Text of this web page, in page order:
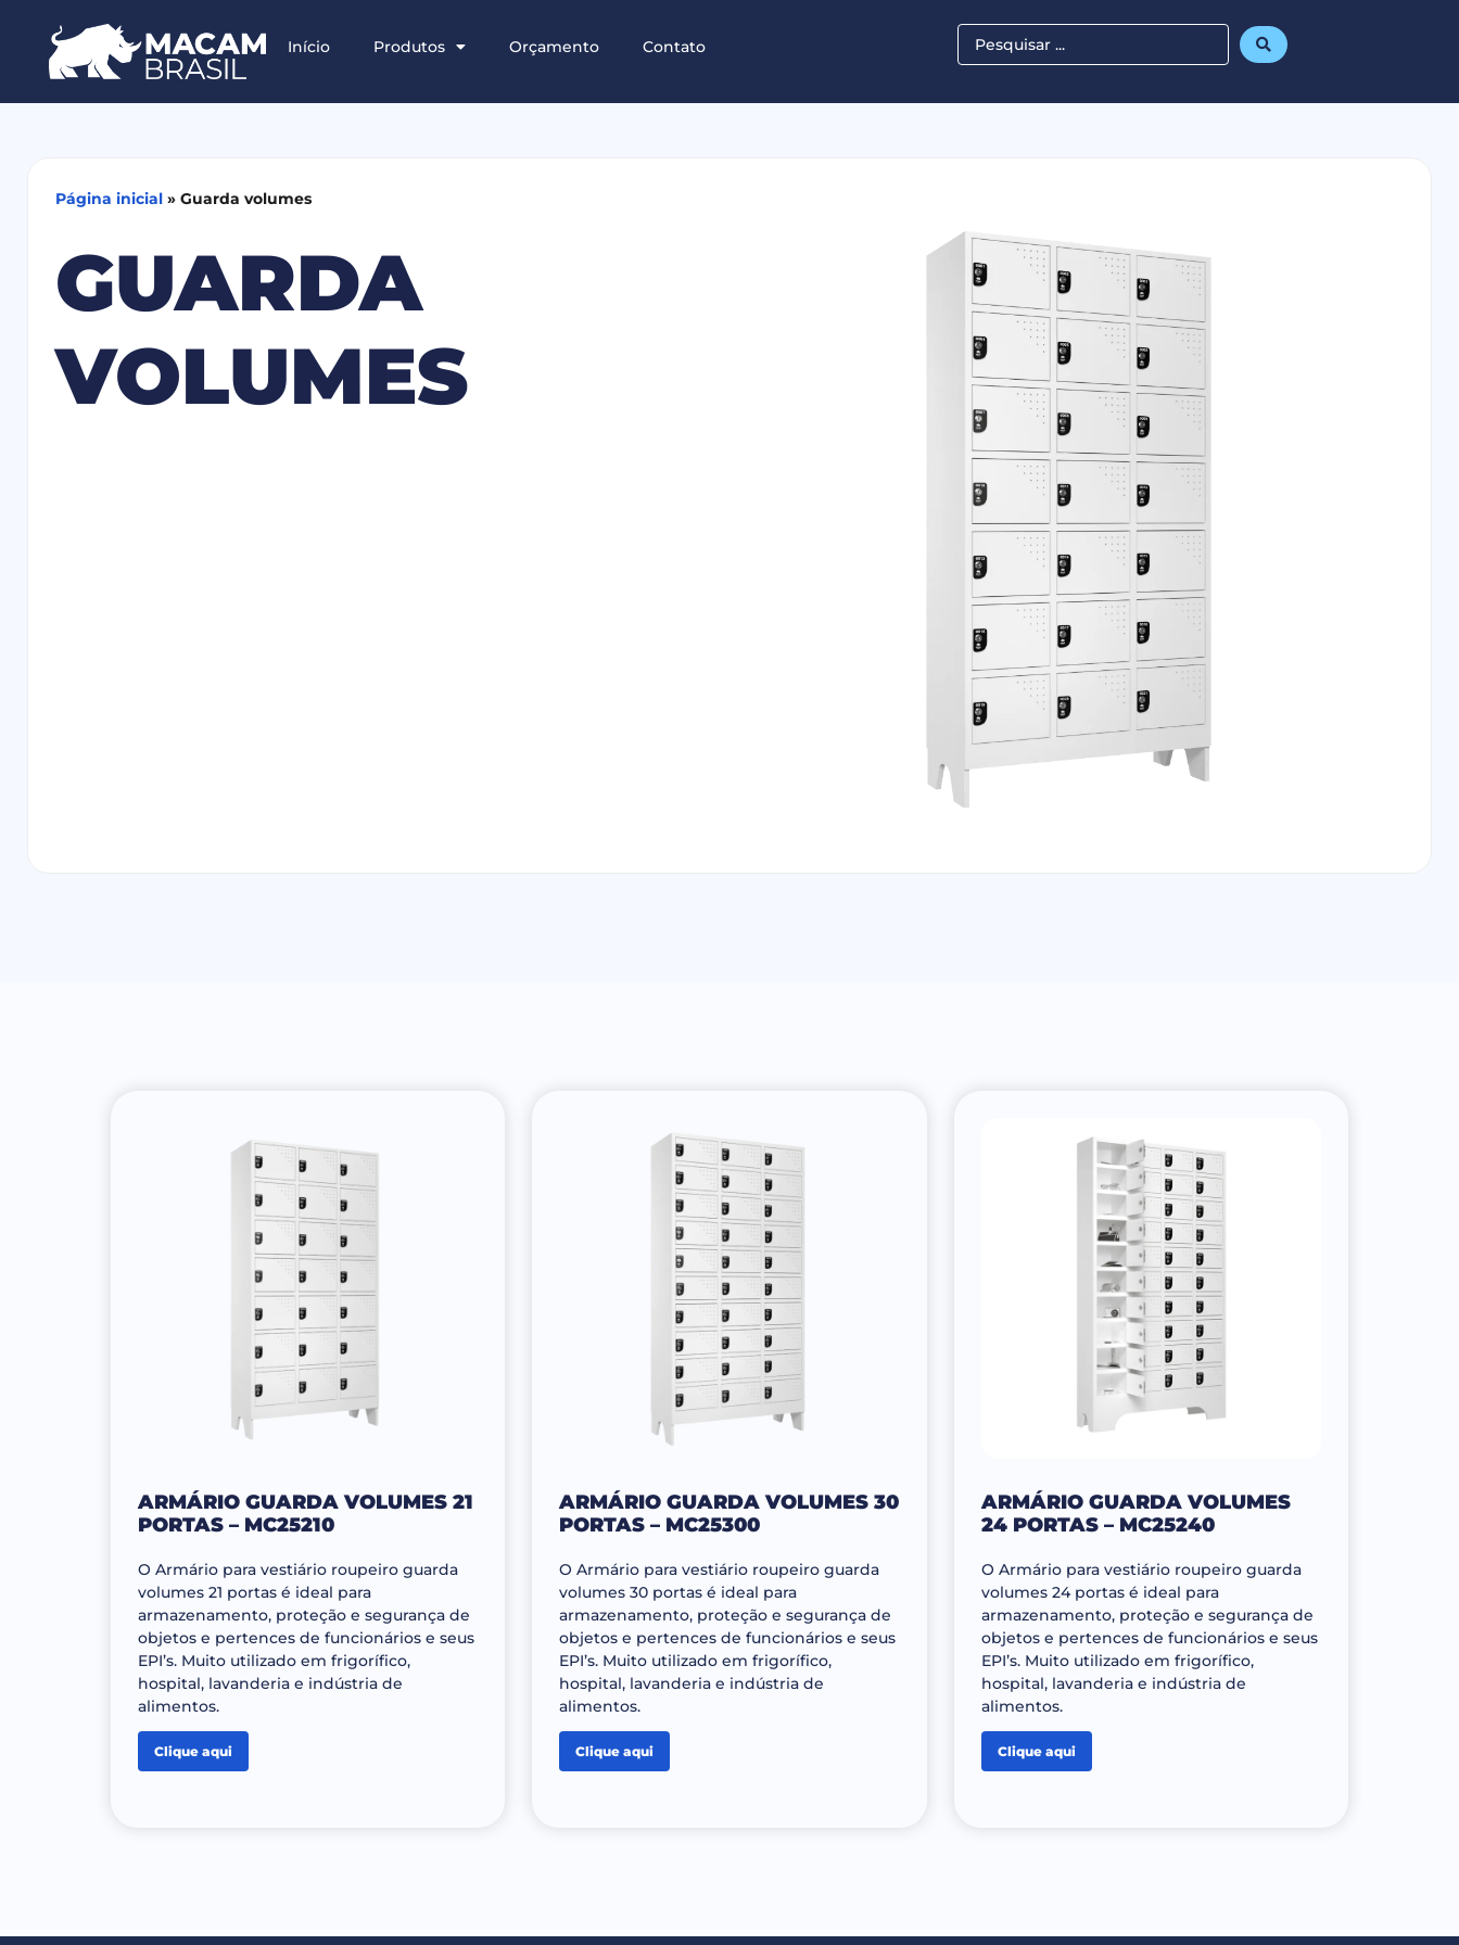
Início Produtos Orçamento Contato
Página inicial » Guarda volumes
GUARDA
VOLUMES
ARMÁRIO GUARDA VOLUMES 21
PORTAS – MC25210
O Armário para vestiário roupeiro guarda
volumes 21 portas é ideal para
armazenamento, proteção e segurança de
objetos e pertences de funcionários e seus
EPI’s. Muito utilizado em frigorífico,
hospital, lavanderia e indústria de
alimentos.
Clique aqui
ARMÁRIO GUARDA VOLUMES 30
PORTAS – MC25300
O Armário para vestiário roupeiro guarda
volumes 30 portas é ideal para
armazenamento, proteção e segurança de
objetos e pertences de funcionários e seus
EPI’s. Muito utilizado em frigorífico,
hospital, lavanderia e indústria de
alimentos.
Clique aqui
ARMÁRIO GUARDA VOLUMES
24 PORTAS – MC25240
O Armário para vestiário roupeiro guarda
volumes 24 portas é ideal para
armazenamento, proteção e segurança de
objetos e pertences de funcionários e seus
EPI’s. Muito utilizado em frigorífico,
hospital, lavanderia e indústria de
alimentos.
Clique aqui